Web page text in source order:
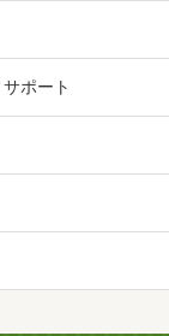
ポート